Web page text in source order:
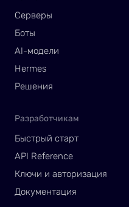
Серверы
Боты
AI-модели
Hermes
Решения
Разработчикам
Быстрый старт
API Reference
Ключи и авторизация
Документация